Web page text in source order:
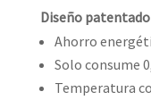
Diseño
Ahorro
Solo consume
Temperatura